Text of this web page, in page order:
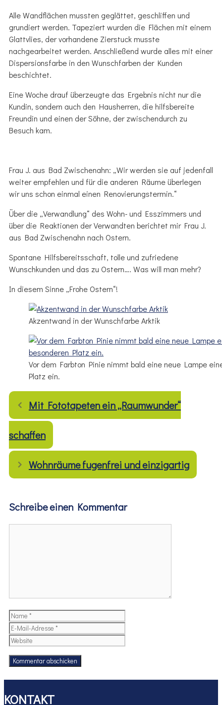
Alle Wandflächen mussten geglättet, geschliffen und
grundiert werden. Tapeziert wurden die Flächen mit einem
Glattvlies, der vorhandene Zierstuck musste
nachgearbeitet werden. Anschließend wurde alles mit einer
Dispersionsfarbe in den Wunschfarben der Kunden
beschichtet.
Eine Woche drauf überzeugte das Ergebnis nicht nur die
Kundin, sondern auch den Hausherren, die hilfsbereite
Freundin und einen der Söhne, der zwischendurch zu
Besuch kam.
Frau J. aus Bad Zwischenahn: „Wir werden sie auf jedenfall
weiter empfehlen und für die anderen Räume überlegen
wir uns schon einmal einen Renovierungstermin.“
Über die „Verwandlung“ des Wohn- und Esszimmers und
über die Reaktionen der Verwandten berichtet mir Frau J.
aus Bad Zwischenahn nach Ostern.
Spontane Hilfsbereitsschaft, tolle und zufriedene
Wunschkunden und das zu Ostern…. Was will man mehr?
In diesem Sinne „Frohe Ostern“!
Akzentwand in der Wunschfarbe Arktik
Vor dem Farbton Pinie nimmt bald eine neue Lampe
Platz ein.
Mit Fototapeten ein „Raumwunder“
schaffen
Wohnräume fugenfrei und einzigartig
Schreibe einen Kommentar
Name
Mail-
Adresse
KONTAKT